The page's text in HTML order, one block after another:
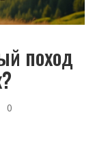
поход
0